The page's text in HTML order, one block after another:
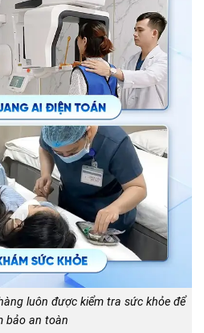
luôn được kiểm tra sức khỏe để
bảo an toàn